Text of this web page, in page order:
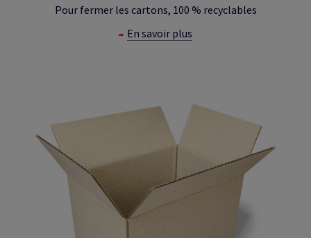
Pour fermer les cartons, 100 % recyclables
En savoir plus